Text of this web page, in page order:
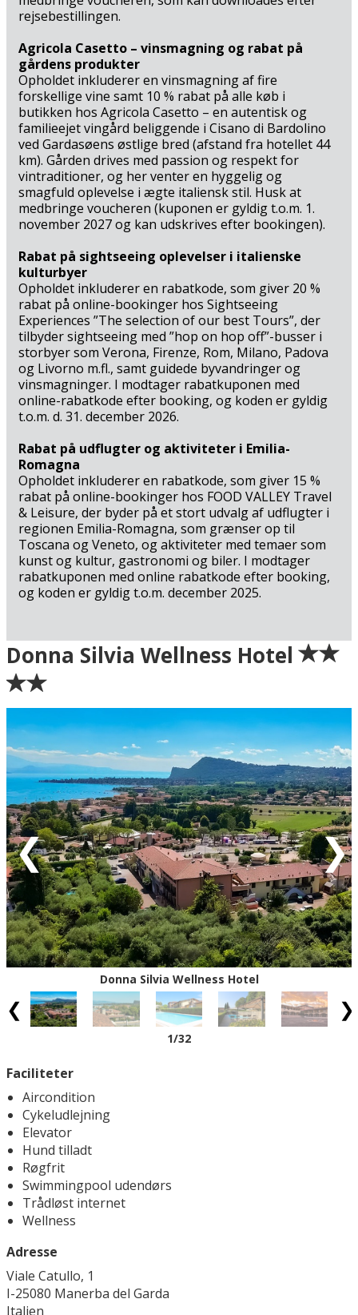
den nærmeste, Colombaro Golf Club, ligger kun 4,5 km
fra hotellet. Lad også Gardasøens glitrende vand blive
jeres vejviser på en uforglemmelig sightseeingtur: Stig
ombord på en komfortabel udflugtsbåd og oplev søens
dramatiske kystlinje, charmerende kystbyer og
imponerende udsigter fra et helt nyt perspektiv. Der
venter en nydelsesrig sommer ved Gardasøen på et
komfortabelt hotel, som passer både til feriefamilien og
jer, der er på romantisk parferie.
rejsebestillingen.
Agricola Casetto – vinsmagning og rabat på
gårdens produkter
Opholdet inkluderer en vinsmagning af fire
forskellige vine samt 10 % rabat på alle køb i
butikken hos Agricola Casetto – en autentisk og
familieejet vingård beliggende i Cisano di Bardolino
ved Gardasøens østlige bred (afstand fra hotellet 44
km). Gården drives med passion og respekt for
vintraditioner, og her venter en hyggelig og
smagfuld oplevelse i ægte italiensk stil. Husk at
medbringe voucheren (kuponen er gyldig t.o.m. 1.
november 2027 og kan udskrives efter bookingen).
Rabat på sightseeing oplevelser i italienske
kulturbyer
Opholdet inkluderer en rabatkode, som giver 20 %
rabat på online-bookinger hos Sightseeing
Experiences ”The selection of our best Tours”, der
tilbyder sightseeing med ”hop on hop off”-busser i
storbyer som Verona, Firenze, Rom, Milano, Padova
og Livorno m.fl., samt guidede byvandringer og
vinsmagninger. I modtager rabatkuponen med
online-rabatkode efter booking, og koden er gyldig
t.o.m. d. 31. december 2026.
Rabat på udflugter og aktiviteter i Emilia-
Romagna
Opholdet inkluderer en rabatkode, som giver 15 %
rabat på online-bookinger hos FOOD VALLEY Travel
& Leisure, der byder på et stort udvalg af udflugter i
regionen Emilia-Romagna, som grænser op til
Toscana og Veneto, og aktiviteter med temaer som
kunst og kultur, gastronomi og biler. I modtager
rabatkuponen med online rabatkode efter booking,
og koden er gyldig t.o.m. december 2025.
Ankomst
Grøn = Ankomstdatoen er ledig (bookingen går glat
igennem)
Gul = Ankomstdatoen er måske ledig (kan
bookes/reserveres - vi vender tilbage med endelig
bekræftelse)
Rød = Ankomstdatoen er udsolgt
Hvid = Ingen ankomst mulig
Eventuel rabat er fratrukket de oplyste priser.
Donna Silvia Wellness Hotel
Donna Silvia Wellness Hotel
1/32
Faciliteter
Aircondition
Cykeludlejning
Elevator
Hund tilladt
Røgfrit
Swimmingpool udendørs
Trådløst internet
Wellness
Adresse
Viale Catullo, 1
I-25080 Manerba del Garda
Italien